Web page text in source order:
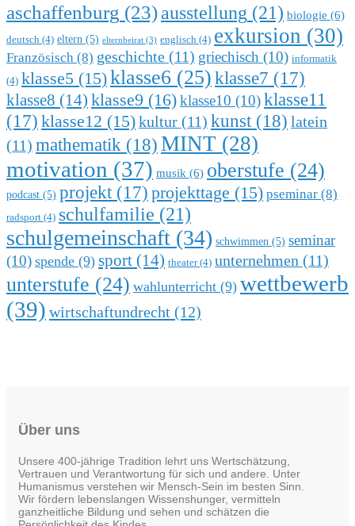
aschaffenburg (23)ausstellung (21) biologie (6)
deutsch (4) eltern (5) elternbeirat (3) englisch (4) exkursion (30)
Französisch (8) geschichte (11) griechisch (10) informatik
(4) klasse5 (15)klasse6 (25) klasse7 (17)
klasse8 (14) klasse9 (16)klasse10 (10)klasse11
(17) klasse12 (15)kultur (11) kunst (18) latein
(11) mathematik (18)MINT (28)
motivation (37) musik (6) oberstufe (24)
podcast (5) projekt (17) projekttage (15) pseminar (8)
radsport (4) schulfamilie (21)
schulgemeinschaft (34) schwimmen (5) seminar
(10) spende (9) sport (14) theater(4) unternehmen (11)
unterstufe (24) wahlunterricht (9) wettbewerb
(39) wirtschaftundrecht (12)
Über uns
Unsere 400-jährige Tradition lehrt uns Wertschätzung,
Vertrauen und Verantwortung für sich und andere. Unter
Humanismus verstehen wir Mensch-Sein im besten Sinn.
Wir fördern lebenslangen Wissenshunger, vermitteln
ganzheitliche Bildung und sehen und schätzen die